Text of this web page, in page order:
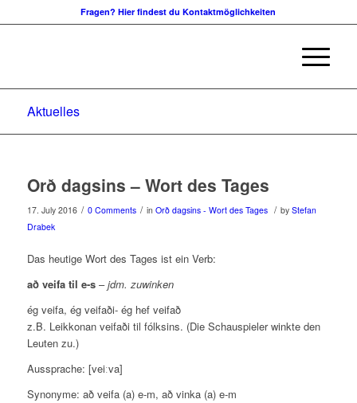
Fragen? Hier findest du Kontaktmöglichkeiten
Aktuelles
Orð dagsins – Wort des Tages
17. July 2016 / 0 Comments / in Orð dagsins - Wort des Tages / by Stefan
Drabek
Das heutige Wort des Tages ist ein Verb:
að veifa til e-s–jdm. zuwinken
ég veifa, ég veifaði- ég hef veifað
z.B. Leikkonan veifaði til fólksins. (Die Schauspieler winkte den
Leuten zu.)
Aussprache: [veiːva]
Synonyme: að veifa (a) e-m, að vinka (a) e-m